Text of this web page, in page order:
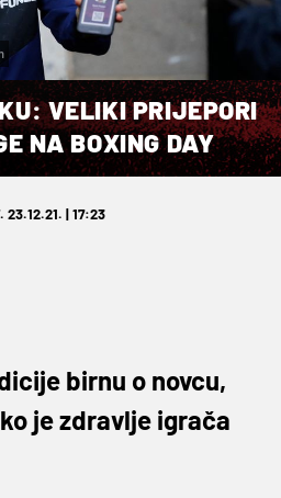
VELIKI PRIJEPORI
NA BOXING DAY
23.12.21. | 17:23
birnu o novcu,
je zdravlje igrača